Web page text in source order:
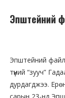
Эпштейний
Эпштейний
түүний “зууч”
дурдагджээ.
сарын 23-нд